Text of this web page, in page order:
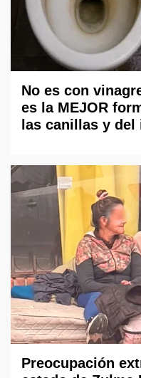
No es con
es la MEJOR
las canillas y del
Preocupación